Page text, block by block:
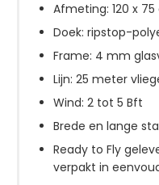
Afmeting: 120 x
Doek: ripstop-
Frame: 4 mm
Lijn: 25 meter
Wind: 2 tot 5 Bft
Brede en lange
Ready to Fly
verpakt in